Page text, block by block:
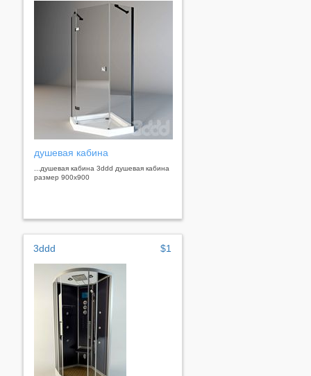
душевая кабина
...душевая кабина 3ddd душевая кабина
размер 900х900
3ddd $1